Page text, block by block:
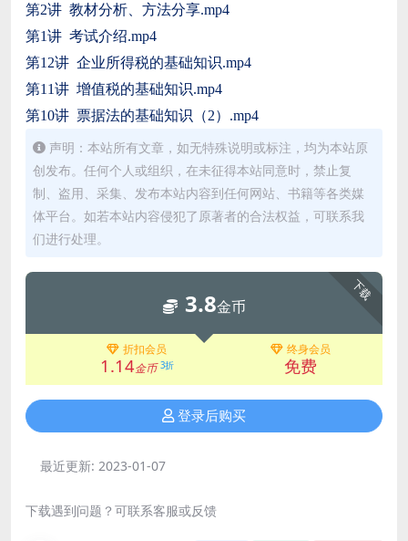
第2讲 教材分析、方法分享.mp4
第1讲 考试介绍.mp4
第12讲 企业所得税的基础知识.mp4
第11讲 增值税的基础知识.mp4
第10讲 票据法的基础知识（2）.mp4
声明：本站所有文章，如无特殊说明或标注，均为本站原
创发布。任何个人或组织，在未征得本站同意时，禁止复
制、盗用、采集、发布本站内容到任何网站、书籍等各类媒
体平台。如若本站内容侵犯了原著者的合法权益，可联系我
们进行处理。
下载
3.8金币
折扣会员
1.14金币 3折
终身会员
免费
登录后购买
最近更新: 2023-01-07
下载遇到问题？可联系客服或反馈